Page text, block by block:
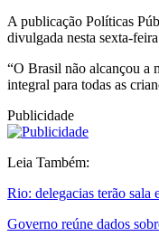
A publicação Políticas
divulgada nesta sexta-
“O Brasil não alcançou a
integral para todas as
Publicidade
Leia Também:
Rio: delegacias terão sala
Governo reúne dados